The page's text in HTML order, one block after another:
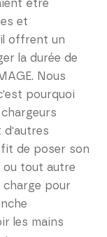
être
et
offrent un
la durée de
Nous
pourquoi
d'autres
de poser son
ou tout autre
charge pour
les mains